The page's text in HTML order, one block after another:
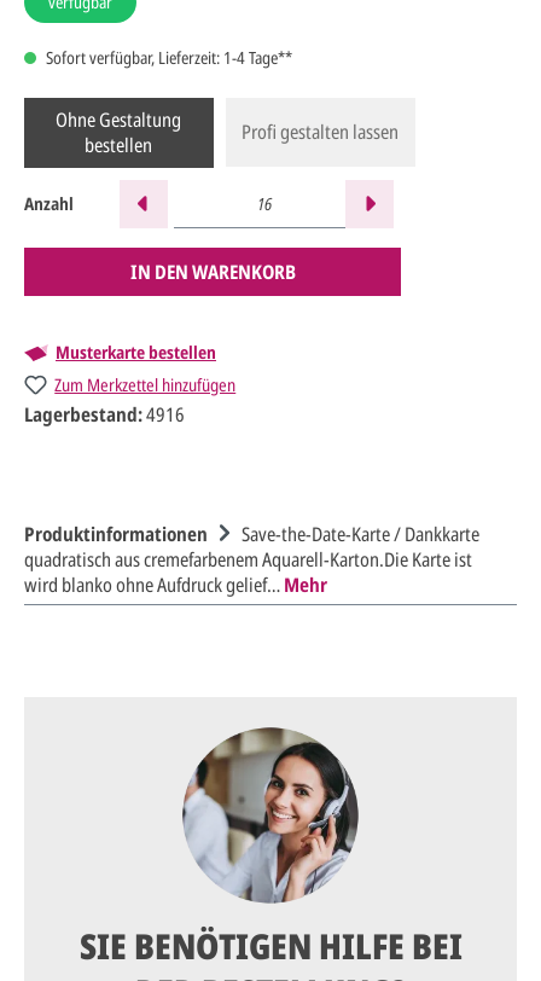
Sofort verfügbar, Lieferzeit: 1-4 Tage**
Ohne Gestaltung
bestellen
Profi gestalten lassen
Anzahl
IN DEN WARENKORB
Musterkarte bestellen
Zum Merkzettel hinzufügen
Lagerbestand:4916
Produktinformationen
Save-the-Date-Karte / Dankkarte
quadratisch aus cremefarbenem Aquarell-Karton.Die Karte ist
wird blanko ohne Aufdruck gelief…Mehr
SIE BENÖTIGEN HILFE BEI